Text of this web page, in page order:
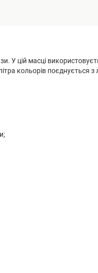
У цій масці
кольорів поєднується